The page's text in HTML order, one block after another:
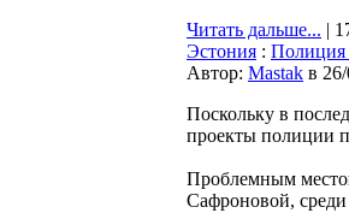
Читать дальше... |
Эстония : Полиция
Автор: Мastak в
Поскольку в
проекты полиции
Проблемным
Сафроновой,